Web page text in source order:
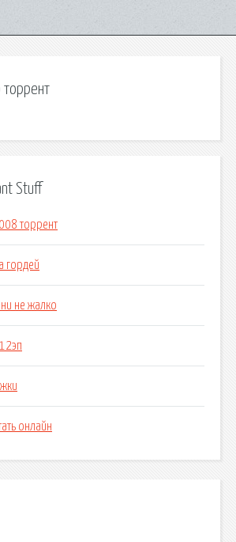
торрент
Stuff
торрент
гордей
не жалко
онлайн